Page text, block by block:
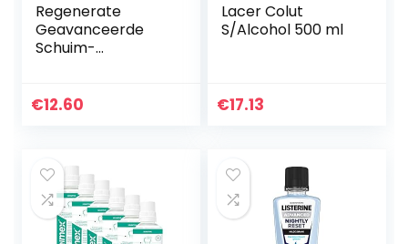
Regenerate
Geavanceerde
Schuim-
€12.60
Lacer Colut
S/Alcohol 500 ml
€17.13